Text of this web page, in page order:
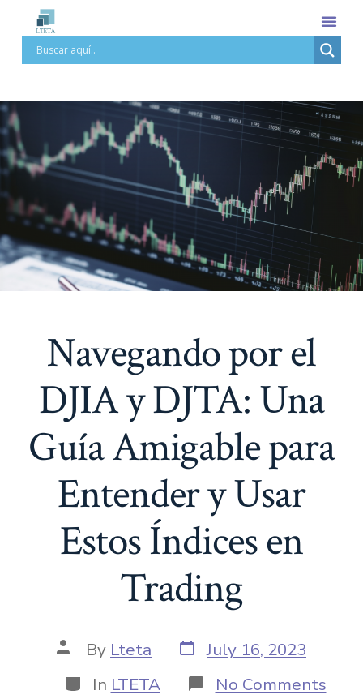
Navegando por el
DJIA y DJTA: Una
Guía Amigable para
Entender y Usar
Estos Índices en
Trading
By Lteta
July 16, 2023
In LTETA No Comments